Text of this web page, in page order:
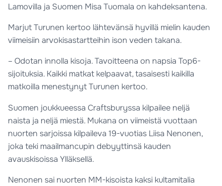
Lamovilla ja Suomen Misa Tuomala on kahdeksantena.
Marjut Turunen kertoo lähtevänsä hyvillä mielin kauden
viimeisiin arvokisastartteihin ison veden takana.
– Odotan innolla kisoja. Tavoitteena on napsia Top6-
sijoituksia. Kaikki matkat kelpaavat, tasaisesti kaikilla
matkoilla menestynyt Turunen kertoo.
Suomen joukkueessa Craftsburyssa kilpailee neljä
naista ja neljä miestä. Mukana on viimeistä vuottaan
nuorten sarjoissa kilpaileva 19-vuotias Liisa Nenonen,
joka teki maailmancupin debyyttinsä kauden
avauskisoissa Ylläksellä.
Nenonen sai nuorten MM-kisoista kaksi kultamitalia